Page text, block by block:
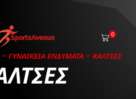
0
ΓΥΝΑΙΚΕΙΑ ΕΝΔΥΜΑΤΑ ΚΑΛΤΣΕΣ